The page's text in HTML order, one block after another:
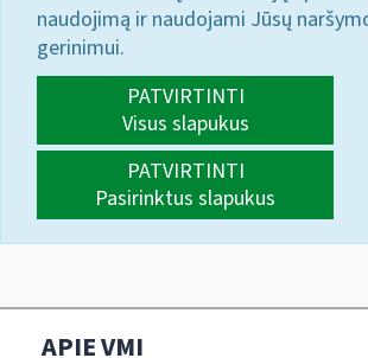
naudojimą ir naudojami Jūsų
gerinimui.
PATVIRTINTI
Visus slapukus
PATVIRTINTI
Pasirinktus slapukus
APIE VMI